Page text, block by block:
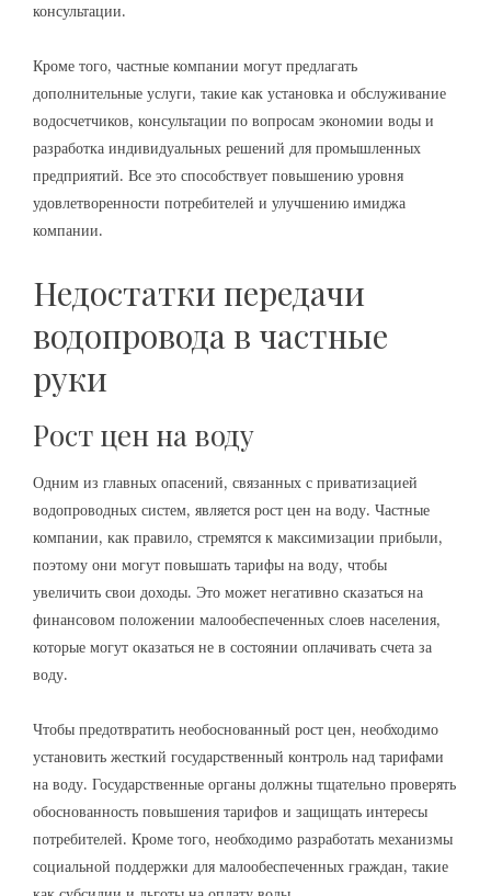
консультации.
Кроме того, частные компании могут предлагать
дополнительные услуги, такие как установка и обслуживание
водосчетчиков, консультации по вопросам экономии воды и
разработка индивидуальных решений для промышленных
предприятий. Все это способствует повышению уровня
удовлетворенности потребителей и улучшению имиджа
компании.
Недостатки передачи
водопровода в частные
руки
Рост цен на воду
Одним из главных опасений, связанных с приватизацией
водопроводных систем, является рост цен на воду. Частные
компании, как правило, стремятся к максимизации прибыли,
поэтому они могут повышать тарифы на воду, чтобы
увеличить свои доходы. Это может негативно сказаться на
финансовом положении малообеспеченных слоев населения,
которые могут оказаться не в состоянии оплачивать счета за
воду.
Чтобы предотвратить необоснованный рост цен, необходимо
установить жесткий государственный контроль над тарифами
на воду. Государственные органы должны тщательно проверять
обоснованность повышения тарифов и защищать интересы
потребителей. Кроме того, необходимо разработать механизмы
социальной поддержки для малообеспеченных граждан, такие